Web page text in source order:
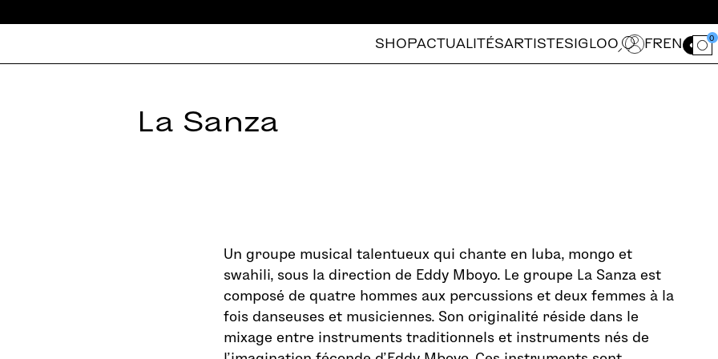
SHOPACTUALITÉSARTISTES IGLOO
Ouvrir le
FR EN 0
La Sanza
Un groupe musical talentueux qui chante en luba, mongo et
swahili, sous la direction de Eddy Mboyo. Le groupe La Sanza est
composé de quatre hommes aux percussions et deux femmes à la
fois danseuses et musiciennes. Son originalité réside dans le
mixage entre instruments traditionnels et instruments nés de